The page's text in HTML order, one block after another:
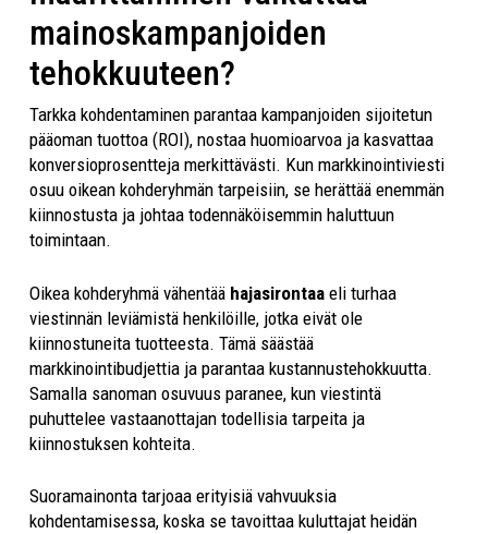
mainoskampanjoiden
tehokkuuteen?
Tarkka kohdentaminen parantaa kampanjoiden sijoitetun
pääoman tuottoa (ROI), nostaa huomioarvoa ja kasvattaa
konversioprosentteja merkittävästi. Kun markkinointiviesti
osuu oikean kohderyhmän tarpeisiin, se herättää enemmän
kiinnostusta ja johtaa todennäköisemmin haluttuun
toimintaan.
Oikea kohderyhmä vähentää hajasirontaaeli turhaa
viestinnän leviämistä henkilöille, jotka eivät ole
kiinnostuneita tuotteesta. Tämä säästää
markkinointibudjettia ja parantaa kustannustehokkuutta.
Samalla sanoman osuvuus paranee, kun viestintä
puhuttelee vastaanottajan todellisia tarpeita ja
kiinnostuksen kohteita.
Suoramainonta tarjoaa erityisiä vahvuuksia
kohdentamisessa, koska se tavoittaa kuluttajat heidän